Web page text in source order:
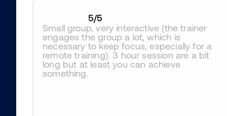
5/5
Small group, very interactive (the trainer
engages the group a lot, which is
necessary to keep focus, especially for a
remote training). 3 hour session are a bit
long but at least you can achieve
something.